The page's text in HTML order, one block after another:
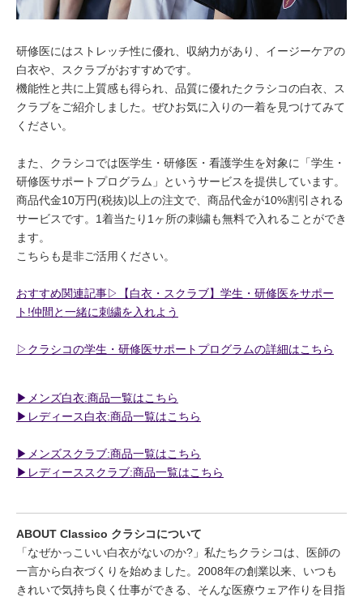
研修医にはストレッチ性に優れ、収納力があり、イージーケアの
白衣や、スクラブがおすすめです。
機能性と共に上質感も得られ、品質に優れたクラシコの白衣、ス
クラブをご紹介しました。ぜひお気に入りの一着を見つけてみて
ください。
また、クラシコでは医学生・研修医・看護学生を対象に「学生・
研修医サポートプログラム」というサービスを提供しています。
商品代金10万円(税抜)以上の注文で、商品代金が10%割引される
サービスです。1着当たり1ヶ所の刺繍も無料で入れることができ
ます。
こちらも是非ご活用ください。
おすすめ関連記事▷【白衣・スクラブ】学生・研修医をサポー
ト!仲間と一緒に刺繍を入れよう
▷クラシコの学生・研修医サポートプログラムの詳細はこちら
▶︎メンズ白衣:商品一覧はこちら
▶︎レディース白衣:商品一覧はこちら
▶︎メンズスクラブ:商品一覧はこちら
▶︎レディーススクラブ:商品一覧はこちら
ABOUT Classico クラシコについて
「なぜかっこいい白衣がないのか?」私たちクラシコは、医師の
一言から白衣づくりを始めました。2008年の創業以来、いつも
きれいで気持ち良く仕事ができる、そんな医療ウェア作りを目指